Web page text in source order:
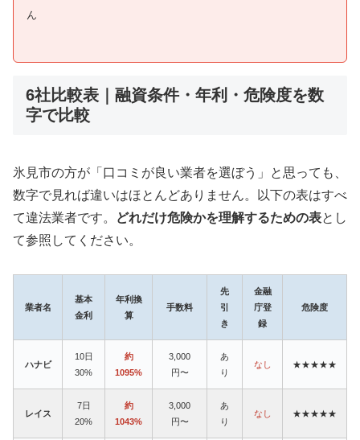
ん
6社比較表｜融資条件・年利・危険度を数
字で比較
氷見市の方が「口コミが良い業者を選ぼう」と思っても、
数字で見れば違いはほとんどありません。以下の表はすべ
て違法業者です。
どれだけ危険かを理解するための表とし
て参照してください。
業者名
基本
金利
年利換
算
手数料
先
引
き
金融
庁登
録
危険度
ハナビ
10日
30%
約
1095%
3,000
円〜
あ
り
なし ★★★★★
レイス
7日
20%
約
1043%
3,000
円〜
あ
り
なし ★★★★★